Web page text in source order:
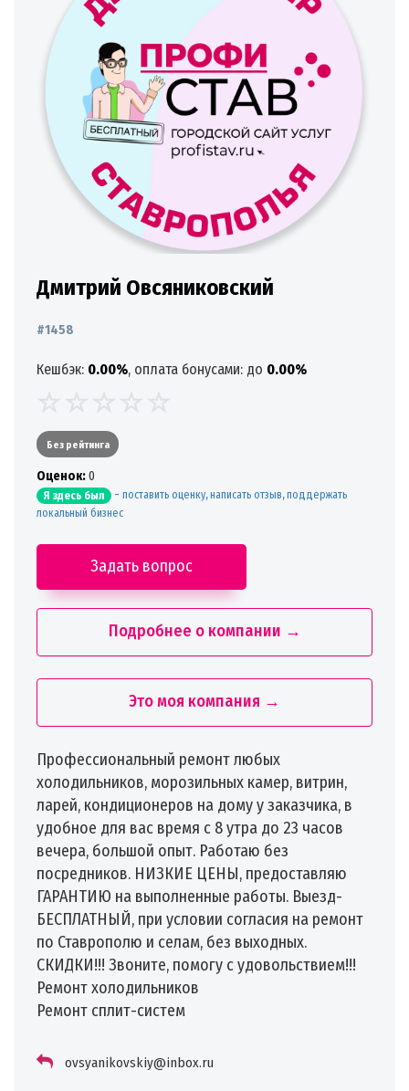
Дмитрий Овсяниковский
#1458
Кешбэк: 0.00%, оплата бонусами: до 0.00%
Без рейтинга
Oценок:0
Я здесь был - поставить оценку, написать отзыв, поддержать
локальный бизнес
Задать вопрос
Подробнее о компании →
Это моя компания →
Профессиональный ремонт любых
холодильников, морозильных камер, витрин,
ларей, кондиционеров на дому у заказчика, в
удобное для вас время с 8 утра до 23 часов
вечера, большой опыт. Работаю без
посредников. НИЗКИЕ ЦЕНЫ, предоставляю
ГАРАНТИЮ на выполненные работы. Выезд-
БЕСПЛАТНЫЙ, при условии согласия на ремонт
по Ставрополю и селам, без выходных.
СКИДКИ!!! Звоните, помогу с удовольствием!!!
Ремонт холодильников
Ремонт сплит-систем
ovsyanikovskiy@inbox.ru